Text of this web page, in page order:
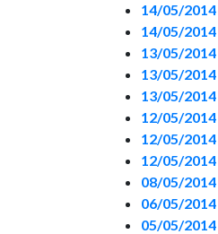
14/05/2014
14/05/2014
13/05/2014
13/05/2014
13/05/2014
12/05/2014
12/05/2014
12/05/2014
08/05/2014
06/05/2014
05/05/2014